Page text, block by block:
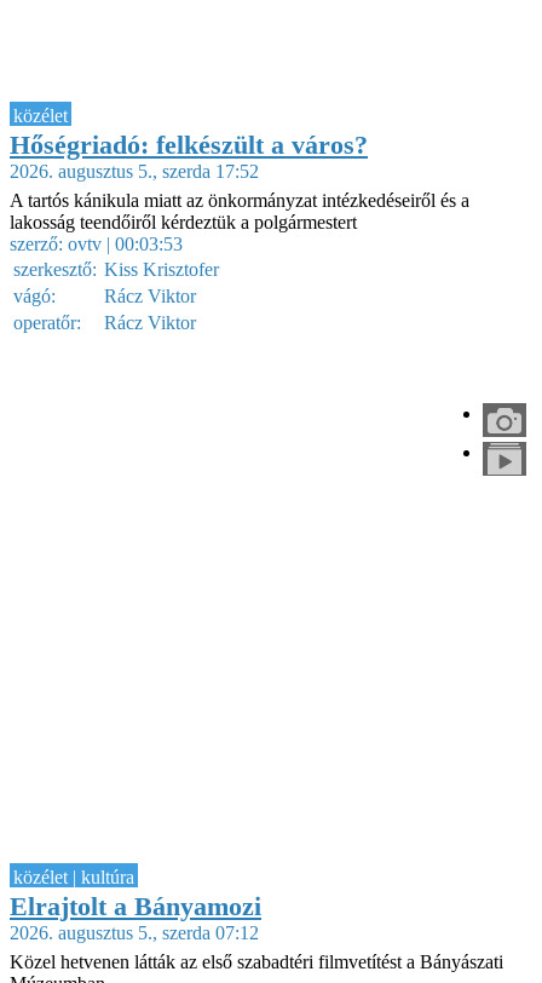
közélet
Hőségriadó: felkészült a város?
2026. augusztus 5., szerda 17:52
A tartós kánikula miatt az önkormányzat intézkedéseiről és a
lakosság teendőiről kérdeztük a polgármestert
szerző: ovtv | 00:03:53
szerkesztő: Kiss Krisztofer
vágó:
Rácz Viktor
operatőr:
Rácz Viktor
közélet | kultúra
Elrajtolt a Bányamozi
2026. augusztus 5., szerda 07:12
Közel hetvenen látták az első szabadtéri filmvetítést a Bányászati